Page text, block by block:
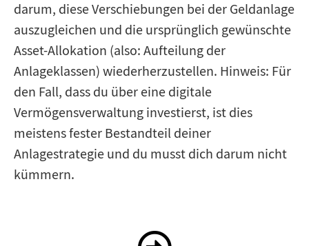
darum, diese Verschiebungen bei der Geldanlage
auszugleichen und die ursprünglich gewünschte
Asset-Allokation (also: Aufteilung der
Anlageklassen) wiederherzustellen. Hinweis: Für
den Fall, dass du über eine digitale
Vermögensverwaltung investierst, ist dies
meistens fester Bestandteil deiner
Anlagestrategie und du musst dich darum nicht
kümmern.